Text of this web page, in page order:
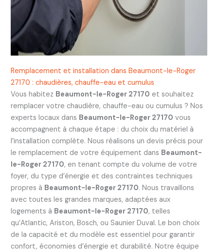
Remplacement et installation dans Beaumont-le-Roger
27170 : chaudières, chauffe-eau et cumulus
Vous habitez Beaumont-le-Roger 27170 et souhaitez
remplacer votre chaudière, chauffe-eau ou cumulus ? Nos
experts locaux dans Beaumont-le-Roger 27170 vous
accompagnent à chaque étape : du choix du matériel à
l’installation complète. Nous réalisons un devis précis pour
le remplacement de votre équipement dans Beaumont-
le-Roger 27170, en tenant compte du volume de votre
foyer, du type d’énergie et des contraintes techniques
propres à Beaumont-le-Roger 27170. Nous travaillons
avec toutes les grandes marques, adaptées aux
logements à Beaumont-le-Roger 27170, telles
qu’Atlantic, Ariston, Bosch, ou Saunier Duval. Le bon choix
de la capacité et du modèle est essentiel pour garantir
confort, économies d’énergie et durabilité. Notre équipe